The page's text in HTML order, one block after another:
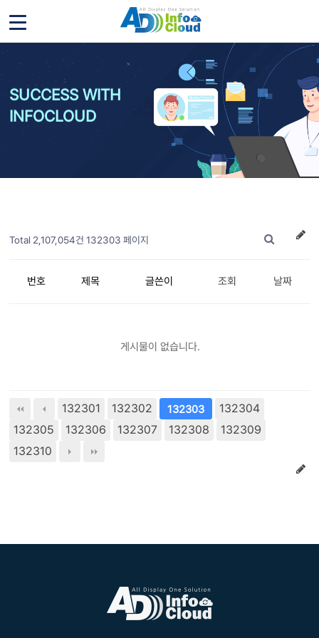
SUCCESS WITH
INFOCLOUD
Total 2,107,054건 132303 페이지
번호 제목 글쓴이 조회 날짜
게시물이 없습니다.
132301 132302 132303
132304
132305
132306 132307 132308
132309
132310